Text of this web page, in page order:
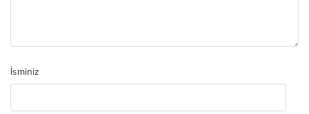
İsminiz